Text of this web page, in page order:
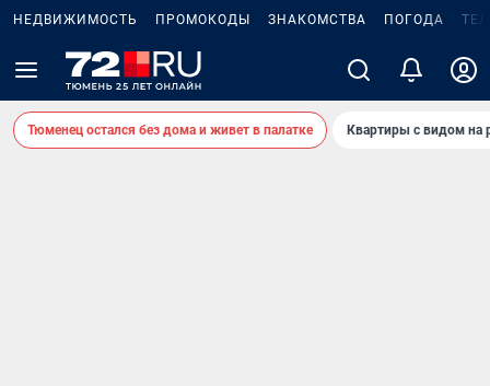
НЕДВИЖИМОСТЬ ПРОМОКОДЫ ЗНАКОМСТВА ПОГОДА
Тюменец остался без дома и живет в палатке Квартиры с видом на